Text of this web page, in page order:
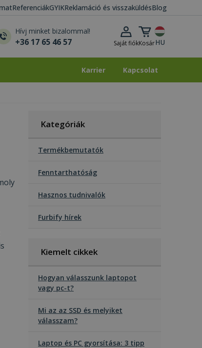
ReferenciákGYIKReklamáció és visszaküldésBlog
Hívj minket bizalommal!
+36 17 65 46 57 Saját fiók
Kosár lenyitása
KosárHU
Karrier
Karrier Kapcsolat
Kapcsolat
Kategóriák
Termékbemutatók
Fenntarthatóság
Hasznos tudnivalók
Furbify hírek
Kiemelt cikkek
Hogyan válasszunk laptopot
vagy pc-t?
Mi az az SSD és melyiket
válasszam?
Laptop és PC gyorsítása: 3 tipp